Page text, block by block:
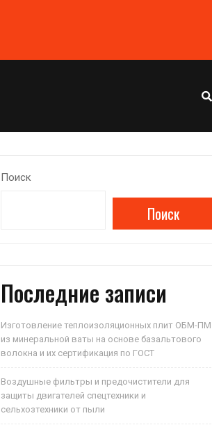
Поиск
Поиск
Последние записи
Изготовление теплоизоляционных плит ОБМ-ПМ
из минеральной ваты на основе базальтового
волокна и их сертификация по ГОСТ
Воздушные фильтры и предочистители для
защиты двигателей спецтехники и
сельхозтехники от пыли